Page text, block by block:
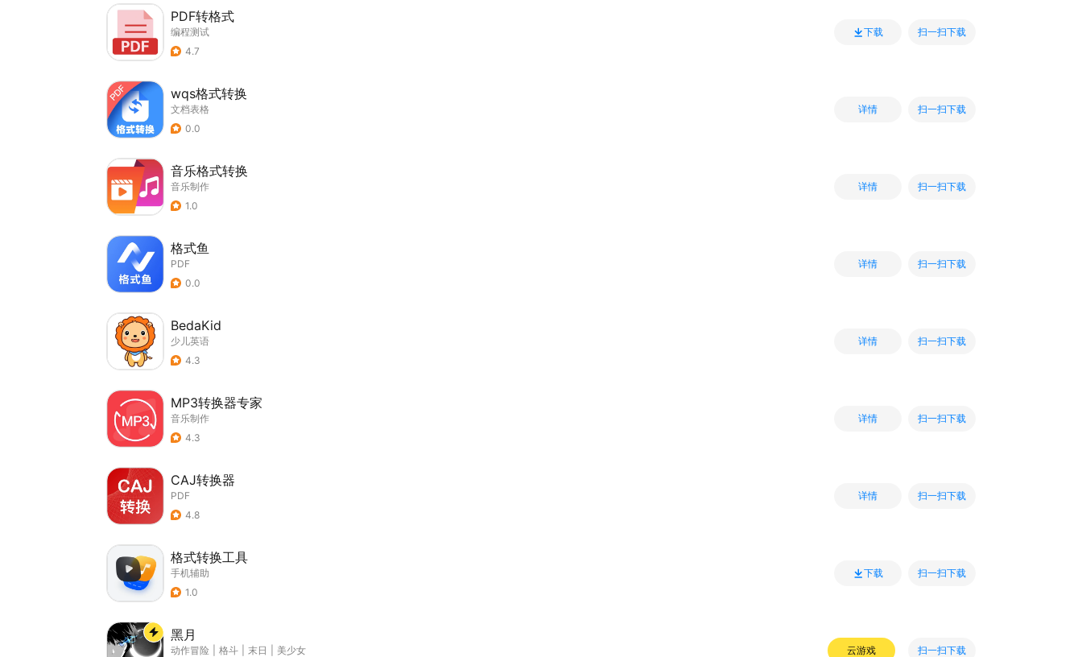
PDF转格式
编程测试
4.7
下载 扫一扫下载
wqs格式转换
文档表格
0.0
详情 扫一扫下载
音乐格式转换
音乐制作
1.0
详情 扫一扫下载
格式鱼
PDF
0.0
详情 扫一扫下载
BedaKid
少儿英语
4.3
详情 扫一扫下载
MP3转换器专家
音乐制作
4.3
详情 扫一扫下载
CAJ转换器
PDF
4.8
详情 扫一扫下载
格式转换工具
手机辅助
1.0
下载 扫一扫下载
黑月
动作冒险 格斗 末日
美少女
云游戏 扫一扫下载